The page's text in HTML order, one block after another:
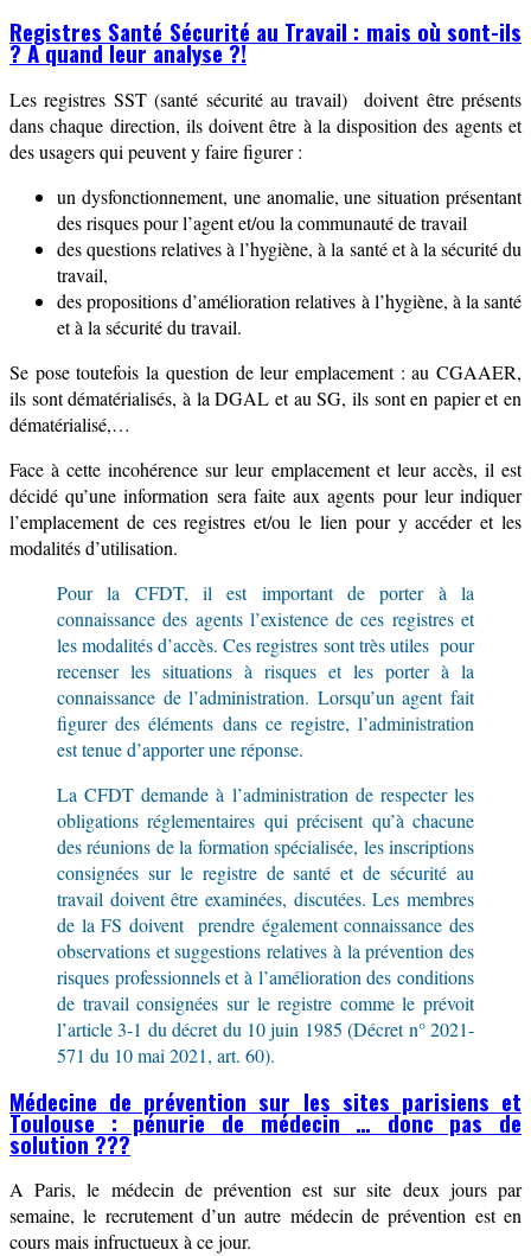
Registres Santé Sécurité au Travail : mais où sont-ils
? A quand leur analyse ?!
Les registres SST (santé sécurité au travail) doivent être présents
dans chaque direction, ils doivent être à la disposition des agents et
des usagers qui peuvent y faire figurer :
un dysfonctionnement, une anomalie, une situation présentant
des risques pour l’agent et/ou la communauté de travail
des questions relatives à l’hygiène, à la santé et à la sécurité du
travail,
des propositions d’amélioration relatives à l’hygiène, à la santé
et à la sécurité du travail.
Se pose toutefois la question de leur emplacement : au CGAAER,
ils sont dématérialisés, à laDGAL etauSG, ils sont en papier eten
dématérialisé,…
Face àcette incohérencesur leur emplacement et leur accès, il est
décidé qu’une information sera faiteaux agents pour leur indiquer
l’emplacement de ces registres et/ou le lien pour y accéderet les
modalités d’utilisation.
Pour la CFDT, il est important de porter à la
connaissance des agents l’existence de ces registres et
les modalités d’accès.Ces registres sont très utiles pour
recenser les situations à risques et les porter à la
connaissance de l’administration. Lorsqu’un agent fait
figurer des éléments dans ce registre, l’administration
est tenue d’apporter une réponse.
La CFDTdemande à l’administration de respecter les
obligations réglementaires qui précisent qu’à chacune
des réunions de la formation spécialisée, les inscriptions
consignées sur le registre de santé et de sécurité au
travail doivent être examinées, discutées. Les membres
de la FS doivent prendre également connaissance des
observations et suggestions relatives à la prévention des
risques professionnels et à l’amélioration des conditions
de travail consignées sur le registre comme le prévoit
l’article 3-1 du décret du 10 juin 1985 (Décret n° 2021-
571 du 10 mai 2021, art. 60).
Médecine de prévention sur les sites parisiens et
Toulouse : pénurie de médecin … donc pas de
solution ???
A Paris, le médecin de prévention est sur site deux jours par
semaine, le recrutement d’un autre médecin de prévention est en
cours mais infructueux à ce jour.